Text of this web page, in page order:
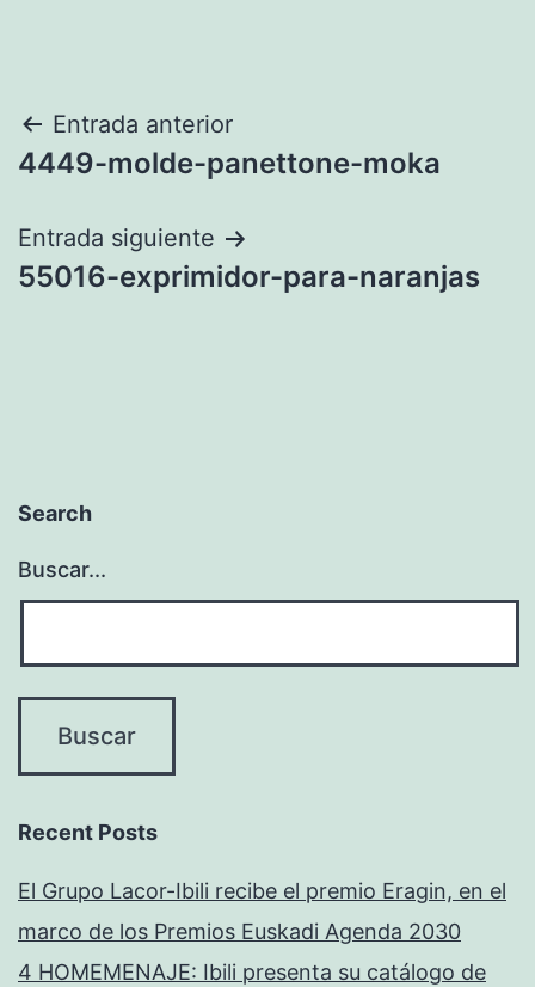
Navegación
de
entradas
Entrada anterior
4449-molde-panettone-moka
Entrada siguiente
55016-exprimidor-para-naranjas
Search
Buscar...
Recent Posts
El Grupo Lacor-Ibili recibe el premio Eragin, en el
marco de los Premios Euskadi Agenda 2030
4 HOMEMENAJE: Ibili presenta su catálogo de